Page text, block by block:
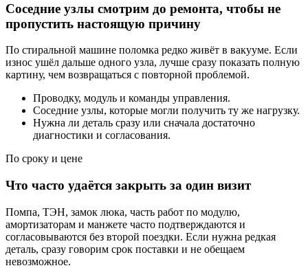
Соседние узлы смотрим до ремонта, чтобы не
пропустить настоящую причину
По стиральной машине поломка редко живёт в вакууме. Если
износ ушёл дальше одного узла, лучше сразу показать полную
картину, чем возвращаться с повторной проблемой.
Проводку, модуль и команды управления.
Соседние узлы, которые могли получить ту же нагрузку.
Нужна ли деталь сразу или сначала достаточно
диагностики и согласования.
По сроку и цене
Что часто удаётся закрыть за один визит
Помпа, ТЭН, замок люка, часть работ по модулю,
амортизаторам и манжете часто подтверждаются и
согласовываются без второй поездки. Если нужна редкая
деталь, сразу говорим срок поставки и не обещаем
невозможное.